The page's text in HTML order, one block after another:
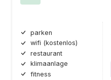
parken
wifi (kostenlos)
restaurant
klimaanlage
fitness